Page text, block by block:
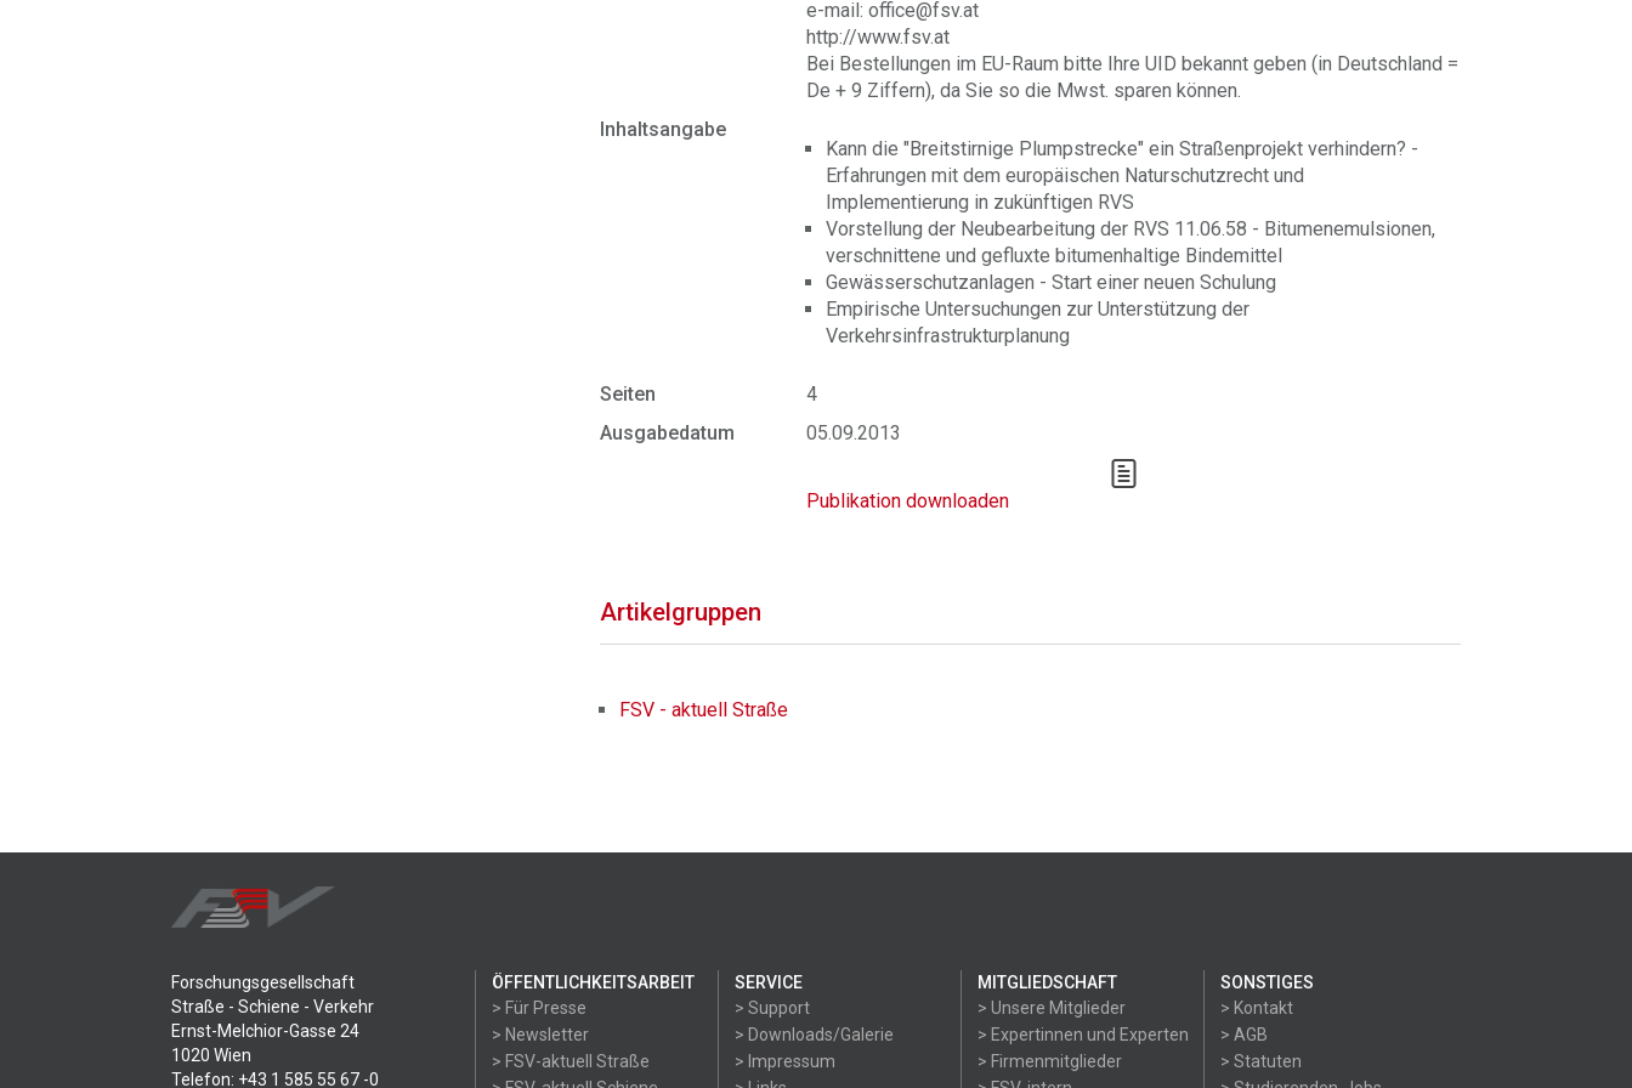
e-mail: office@fsv.at
http://www.fsv.at
Bei Bestellungen im EU-Raum bitte Ihre UID bekannt geben (in Deutschland =
De + 9 Ziffern), da Sie so die Mwst. sparen können.
Inhaltsangabe
Kann die "Breitstirnige Plumpstrecke" ein Straßenprojekt verhindern? -
Erfahrungen mit dem europäischen Naturschutzrecht und
Implementierung in zukünftigen RVS
Vorstellung der Neubearbeitung der RVS 11.06.58 - Bitumenemulsionen,
verschnittene und gefluxte bitumenhaltige Bindemittel
Gewässerschutzanlagen - Start einer neuen Schulung
Empirische Untersuchungen zur Unterstützung der
Verkehrsinfrastrukturplanung
Seiten
4
Ausgabedatum
05.09.2013
Publikation downloaden
Artikelgruppen
FSV - aktuell Straße
Forschungsgesellschaft
Straße - Schiene - Verkehr
Ernst-Melchior-Gasse 24
1020 Wien
Telefon: +43 1 585 55 67 -0
ÖFFENTLICHKEITSARBEIT
> Für Presse
> Newsletter
> FSV-aktuell Straße
SERVICE
> Support
> Downloads/Galerie
> Impressum
MITGLIEDSCHAFT
> Unsere Mitglieder
> Expertinnen und Experten
> Firmenmitglieder
SONSTIGES
> Kontakt
> AGB
> Statuten